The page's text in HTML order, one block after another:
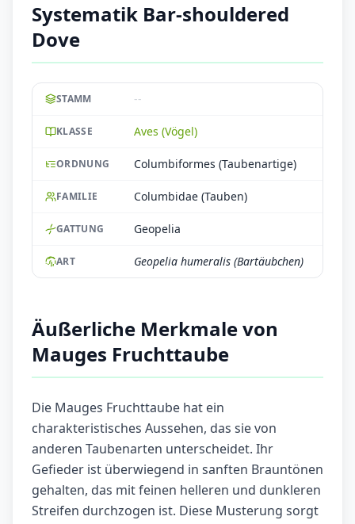
Systematik Bar-shouldered
Dove
STAMM --
KLASSE Aves (Vögel)
ORDNUNG Columbiformes (Taubenartige)
FAMILIE Columbidae (Tauben)
GATTUNG Geopelia
ART Geopelia humeralis (Bartäubchen)
Äußerliche Merkmale von
Mauges Fruchttaube
Die Mauges Fruchttaube hat ein
charakteristisches Aussehen, das sie von
anderen Taubenarten unterscheidet. Ihr
Gefieder ist überwiegend in sanften Brauntönen
gehalten, das mit feinen helleren und dunkleren
Streifen durchzogen ist. Diese Musterung sorgt